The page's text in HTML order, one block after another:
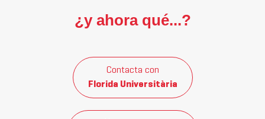
¿y ahora qué...?
Contacta con
Florida Universitària